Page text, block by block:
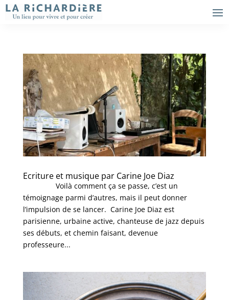
Ecriture et musique par Carine Joe Diaz
Voilà comment ça se passe, c’est un
témoignage parmi d’autres, mais il peut donner
l’impulsion de se lancer. Carine Joe Diaz est
parisienne, urbaine active, chanteuse de jazz depuis
ses débuts, et chemin faisant, devenue
professeure...